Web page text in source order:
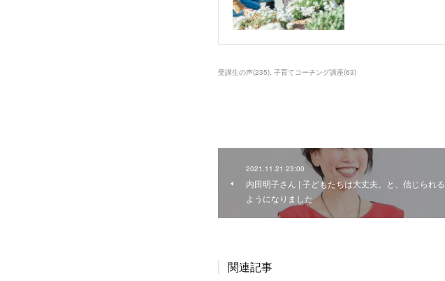
受講生の声(235) 子育てコーチング講座(63)
2021.11.21 23:00
内田明子さん | 子どもたちは大丈夫。と、信じられる
ようになりました
関連記事